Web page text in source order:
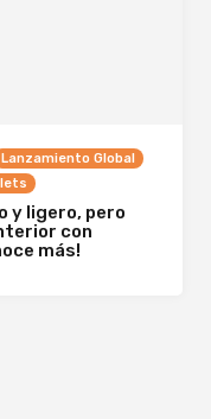
Lanzamiento Global
y ligero, pero
con
más!